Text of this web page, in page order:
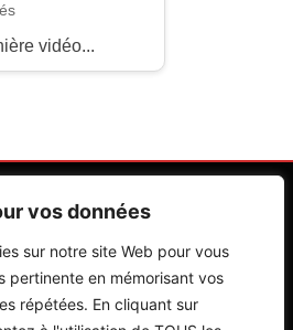
vos données
sur notre site Web pour vous
pertinente en mémorisant vos
répétées. En cliquant sur
vidéo...
Mentions Légales